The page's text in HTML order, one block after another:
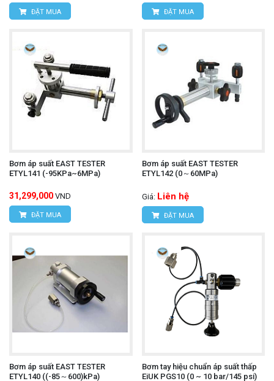
ĐẶT MUA ĐẶT MUA
Bơm áp suất EAST TESTER
ETYL141 (-95KPa~6MPa)
31,299,000 VND
ĐẶT MUA
Bơm áp suất EAST TESTER
ETYL142 (0～60MPa)
Giá: Liên hệ
ĐẶT MUA
Bơm áp suất EAST TESTER
ETYL140 ((-85～600)kPa)
Bơm tay hiệu chuẩn áp suất thấp
EiUK PGS10 (0 ~ 10 bar/145 psi)